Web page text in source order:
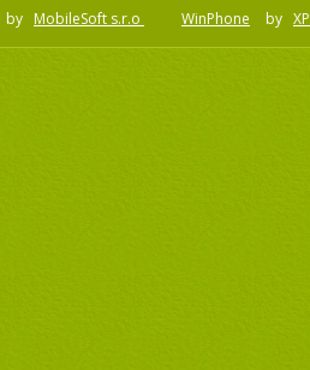
by MobileSoft s.r.o WinPhone by